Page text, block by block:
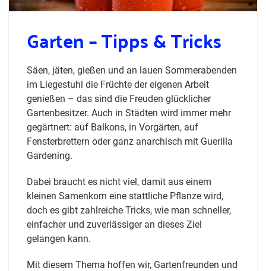
Garten – Tipps & Tricks
Säen, jäten, gießen und an lauen Sommerabenden
im Liegestuhl die Früchte der eigenen Arbeit
genießen – das sind die Freuden glücklicher
Gartenbesitzer. Auch in Städten wird immer mehr
gegärtnert: auf Balkons, in Vorgärten, auf
Fensterbrettern oder ganz anarchisch mit Guerilla
Gardening.
Dabei braucht es nicht viel, damit aus einem
kleinen Samenkorn eine stattliche Pflanze wird,
doch es gibt zahlreiche Tricks, wie man schneller,
einfacher und zuverlässiger an dieses Ziel
gelangen kann.
Mit diesem Thema hoffen wir, Gartenfreunden und